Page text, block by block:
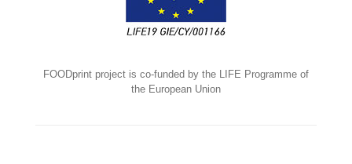
FOODprint project is co-funded by the LIFE Programme of
the European Union